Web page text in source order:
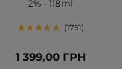
2% - 118ml
1751
1 399,00 ГРН